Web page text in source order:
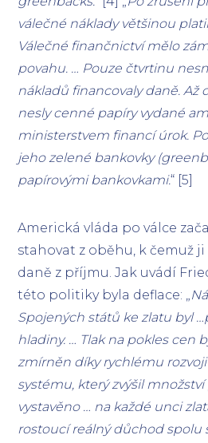
válečné náklady většinou
Válečné finančnictví mělo
povahu. … Pouze čtvrtinu
nákladů financovaly daně. Až
nesly cenné papíry vydané
ministerstvem financí úrok.
jeho zelené bankovky
papírovými bankovkami.“ [5]
Americká vláda po válce
stahovat z oběhu, k čemuž
daně z příjmu. Jak uvádí
této politiky byla deflace: „
Spojených států ke zlatu byl
hladiny. … Tlak na pokles cen
zmírněn díky rychlému
systému, který zvýšil
vystavěno … na každé unci
rostoucí reálný důchod spolu